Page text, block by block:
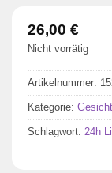
26,00 €
Nicht vorrätig
Artikelnummer:
Kategorie:
Schlagwort: 24h